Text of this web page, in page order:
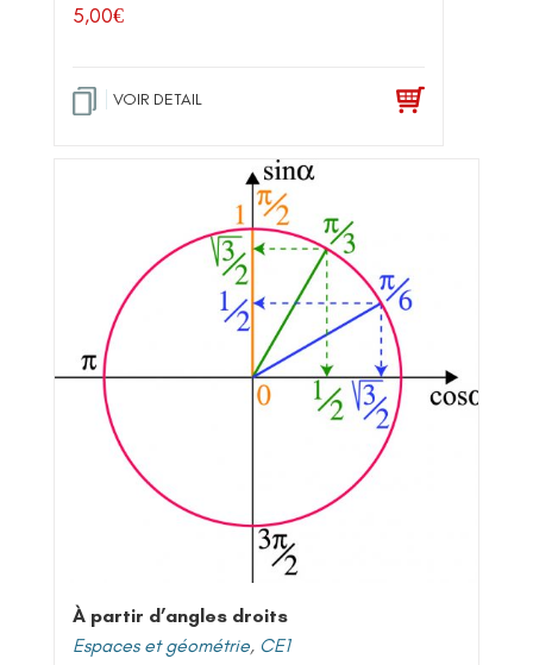
5,00€
VOIR DETAIL
À partir d’angles droits
Espaces et géométrie, CE1